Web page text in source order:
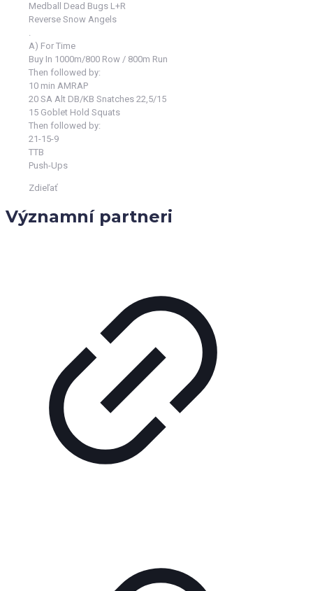
Medball Dead Bugs L+R
Reverse Snow Angels
.
A) For Time
Buy In 1000m/800 Row / 800m Run
Then followed by:
10 min AMRAP
20 SA Alt DB/KB Snatches 22,5/15
15 Goblet Hold Squats
Then followed by:
21-15-9
TTB
Push-Ups
Zdieľať
Významní partneri